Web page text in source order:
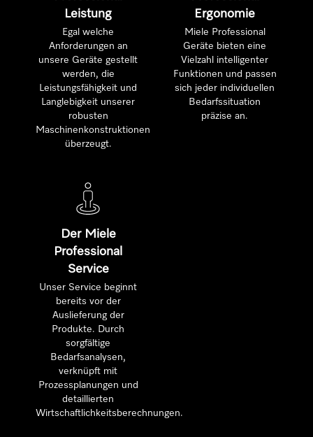
Leistung
Egal welche
Anforderungen an
unsere Geräte gestellt
werden, die
Leistungsfähigkeit und
Langlebigkeit unserer
robusten
Maschinenkonstruktionen
überzeugt.
Ergonomie
Miele Professional
Geräte bieten eine
Vielzahl intelligenter
Funktionen und passen
sich jeder individuellen
Bedarfssituation
präzise an.
Der Miele
Professional
Service
Unser Service beginnt
bereits vor der
Auslieferung der
Produkte. Durch
sorgfältige
Bedarfsanalysen,
verknüpft mit
Prozessplanungen und
detaillierten
Wirtschaftlichkeitsberechnungen.